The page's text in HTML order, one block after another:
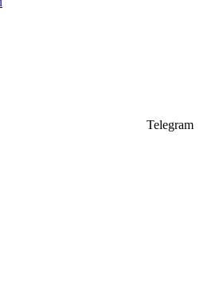
Telegram